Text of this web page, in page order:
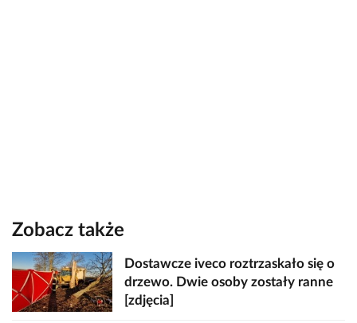
Zobacz także
Dostawcze iveco roztrzaskało się o
drzewo. Dwie osoby zostały ranne
[zdjęcia]